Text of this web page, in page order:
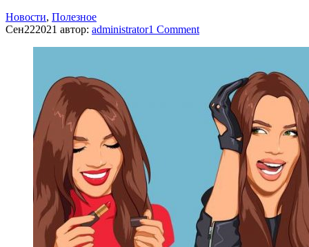
Новости, Полезное
Сен222021 автор: administrator1 Comment